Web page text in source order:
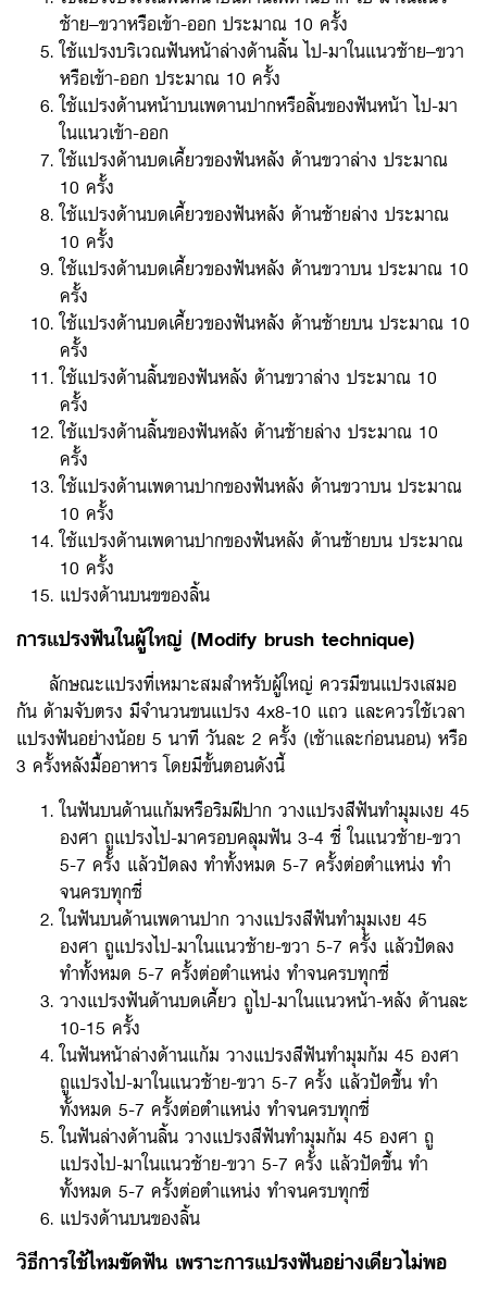
ซ้าย–ขวาหรือเข้า-ออก ประมาณ 10 ครั้ง
ใช้แปรงบริเวณฟันหน้าล่างด้านลิ้น ไป-มาในแนวซ้าย–ขวา
หรือเข้า-ออก ประมาณ 10 ครั้ง
ใช้แปรงด้านหน้าบนเพดานปากหรือลิ้นของฟันหน้า ไป-มา
ในแนวเข้า-ออก
ใช้แปรงด้านบดเคี้ยวของฟันหลัง ด้านขวาล่าง ประมาณ
10 ครั้ง
ใช้แปรงด้านบดเคี้ยวของฟันหลัง ด้านซ้ายล่าง ประมาณ
10 ครั้ง
ใช้แปรงด้านบดเคี้ยวของฟันหลัง ด้านขวาบน ประมาณ 10
ครั้ง
ใช้แปรงด้านบดเคี้ยวของฟันหลัง ด้านซ้ายบน ประมาณ 10
ครั้ง
ใช้แปรงด้านลิ้นของฟันหลัง ด้านขวาล่าง ประมาณ 10
ครั้ง
ใช้แปรงด้านลิ้นของฟันหลัง ด้านซ้ายล่าง ประมาณ 10
ครั้ง
ใช้แปรงด้านเพดานปากของฟันหลัง ด้านขวาบน ประมาณ
10 ครั้ง
ใช้แปรงด้านเพดานปากของฟันหลัง ด้านซ้ายบน ประมาณ
10 ครั้ง
แปรงด้านบนขของลิ้น
การแปรงฟันในผู้ใหญ่ (Modify brush technique)
ลักษณะแปรงที่เหมาะสมสำหรับผู้ใหญ่ ควรมีขนแปรงเสมอ
กัน ด้ามจับตรง มีจำนวนขนแปรง 4x8-10 แถว และควรใช้เวลา
แปรงฟันอย่างน้อย 5 นาที วันละ 2 ครั้ง (เช้าและก่อนนอน) หรือ
3 ครั้งหลังมื้ออาหาร โดยมีขั้นตอนดังนี้
ในฟันบนด้านแก้มหรือริมฝีปาก วางแปรงสีฟันทำมุมเงย 45
องศา ถูแปรงไป-มาครอบคลุมฟัน 3-4 ซี่ ในแนวซ้าย-ขวา
5-7 ครั้ง แล้วปัดลง ทำทั้งหมด 5-7 ครั้งต่อตำแหน่ง ทำ
จนครบทุกซี่
ในฟันบนด้านเพดานปาก วางแปรงสีฟันทำมุมเงย 45
องศา ถูแปรงไป-มาในแนวซ้าย-ขวา 5-7 ครั้ง แล้วปัดลง
ทำทั้งหมด 5-7 ครั้งต่อตำแหน่ง ทำจนครบทุกซี่
วางแปรงฟันด้านบดเคี้ยว ถูไป-มาในแนวหน้า-หลัง ด้านละ
10-15 ครั้ง
ในฟันหน้าล่างด้านแก้ม วางแปรงสีฟันทำมุมก้ม 45 องศา
ถูแปรงไป-มาในแนวซ้าย-ขวา 5-7 ครั้ง แล้วปัดขึ้น ทำ
ทั้งหมด 5-7 ครั้งต่อตำแหน่ง ทำจนครบทุกซี่
ในฟันล่างด้านลิ้น วางแปรงสีฟันทำมุมก้ม 45 องศา ถู
แปรงไป-มาในแนวซ้าย-ขวา 5-7 ครั้ง แล้วปัดขึ้น ทำ
ทั้งหมด 5-7 ครั้งต่อตำแหน่ง ทำจนครบทุกซี่
แปรงด้านบนของลิ้น
วิธีการใช้ไหมขัดฟัน เพราะการแปรงฟันอย่างเดียวไม่พอ